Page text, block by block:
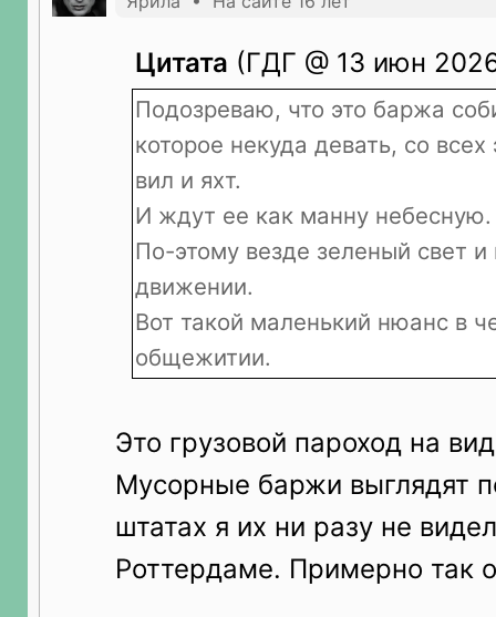
Цитата (ГДГ @ 13 июн
Подозреваю, что это баржа
которое некуда девать, со
вил и яхт.
И ждут ее как манну небесную.
По-этому везде зеленый свет и
движении.
Вот такой маленький нюанс в
общежитии.
Это грузовой пароход на
Мусорные баржи выглядят
штатах я их ни разу не
Роттердаме. Примерно так